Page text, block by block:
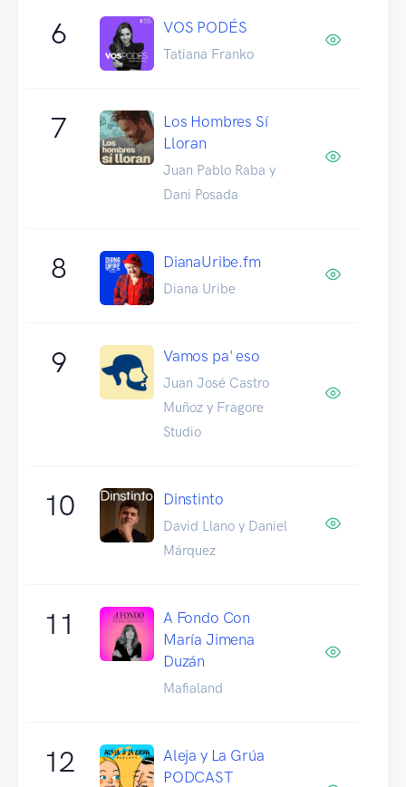
6 VOS PODÉS
Tatiana Franko
7
Los Hombres Sí
Lloran
Juan Pablo Raba y
Dani Posada
8 DianaUribe.fm
Diana Uribe
9 Vamos pa' eso
Juan José Castro
Muñoz y Fragore
Studio
10 Dinstinto
David Llano y Daniel
Márquez
11
A Fondo Con
María Jimena
Duzán
Mafialand
12
Aleja y La Grúa
PODCAST